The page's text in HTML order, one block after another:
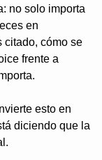
no solo importa
en
citado, cómo se
frente a
esto en
diciendo que la